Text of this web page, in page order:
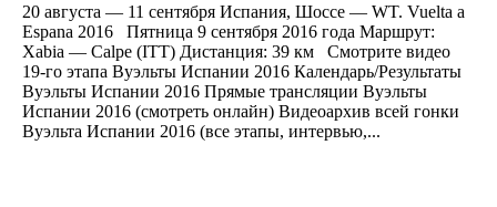
20 августа — 11 сентября Испания, Шоссе — WT. Vuelta a
Espana 2016 Пятница 9 сентября 2016 года Маршрут:
Xabia — Calpe (ITT) Дистанция: 39 км Смотрите видео
19-го этапа Вуэльты Испании 2016 Календарь/Результаты
Вуэльты Испании 2016 Прямые трансляции Вуэльты
Испании 2016 (смотреть онлайн) Видеоархив всей гонки
Вуэльта Испании 2016 (все этапы, интервью,...